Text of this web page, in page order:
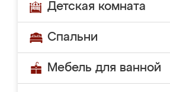
Детская комната
Спальни
Мебель для ванной